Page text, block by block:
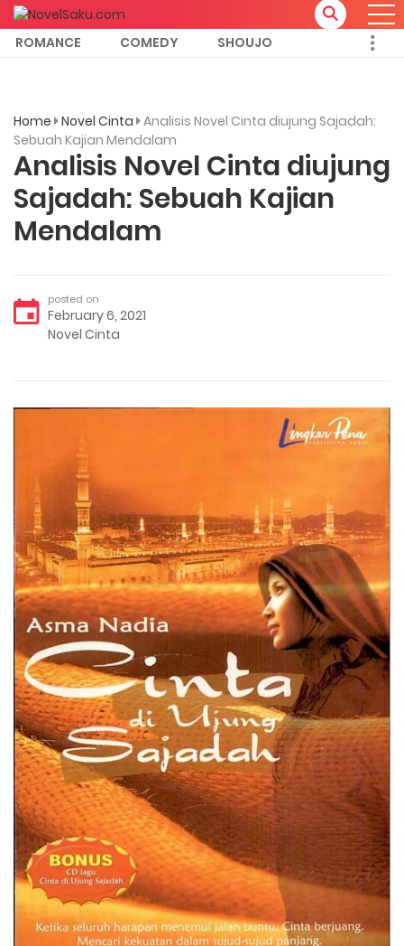
ROMANCE COMEDY SHOUJO
Home Novel Cinta Analisis Novel Cinta diujung Sajadah:
Sebuah Kajian Mendalam
Analisis Novel Cinta diujung
Sajadah: Sebuah Kajian
Mendalam
posted on
February 6, 2021
Novel Cinta